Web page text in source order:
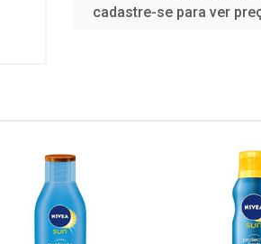
cadastre-se para ver